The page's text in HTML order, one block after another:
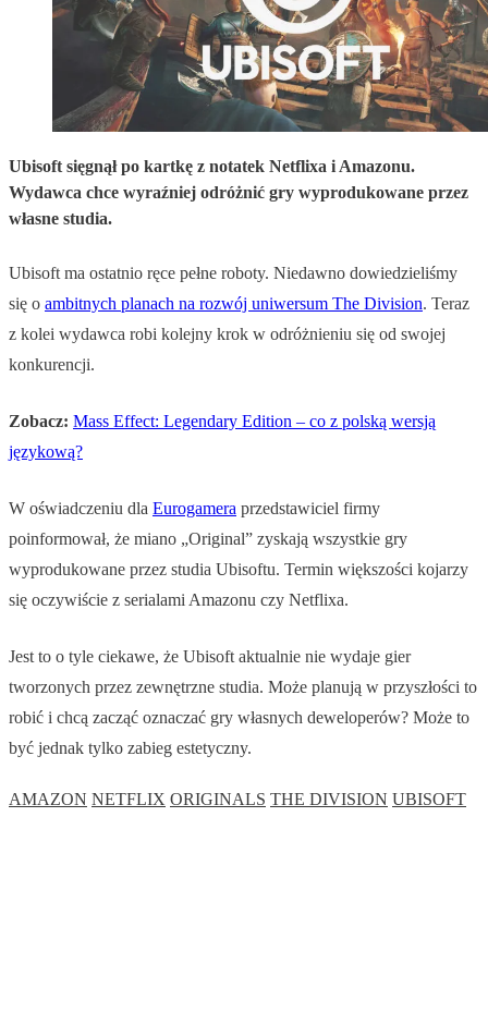
Ubisoft sięgnął po kartkę z notatek Netflixa i Amazonu.
Wydawca chce wyraźniej odróżnić gry wyprodukowane przez
własne studia.
Ubisoft ma ostatnio ręce pełne roboty. Niedawno dowiedzieliśmy
się o ambitnych planach na rozwój uniwersum The Division. Teraz
z kolei wydawca robi kolejny krok w odróżnieniu się od swojej
konkurencji.
Zobacz: Mass Effect: Legendary Edition – co z polską wersją
językową?
W oświadczeniu dla Eurogamera przedstawiciel firmy
poinformował, że miano „Original” zyskają wszystkie gry
wyprodukowane przez studia Ubisoftu. Termin większości kojarzy
się oczywiście z serialami Amazonu czy Netflixa.
Jest to o tyle ciekawe, że Ubisoft aktualnie nie wydaje gier
tworzonych przez zewnętrzne studia. Może planują w przyszłości to
robić i chcą zacząć oznaczać gry własnych deweloperów? Może to
być jednak tylko zabieg estetyczny.
AMAZON NETFLIX ORIGINALS THE DIVISION UBISOFT